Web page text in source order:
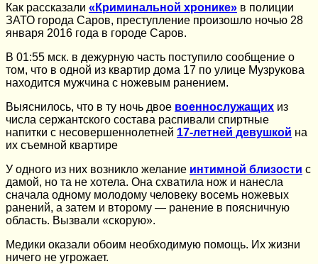
Как рассказали «Криминальной хронике» в полиции
ЗАТО города Саров, преступление произошло ночью 28
января 2016 года в городе Саров.
В 01:55 мск. в дежурную часть поступило сообщение о
том, что в одной из квартир дома 17 по улице Музрукова
находится мужчина с ножевым ранением.
Выяснилось, что в ту ночь двое военнослужащих из
числа сержантского состава распивали спиртные
напитки с несовершеннолетней 17-летней девушкой на
их съемной квартире
У одного из них возникло желание интимной близости с
дамой, но та не хотела. Она схватила нож и нанесла
сначала одному молодому человеку восемь ножевых
ранений, а затем и второму — ранение в поясничную
область. Вызвали «скорую».
Медики оказали обоим необходимую помощь. Их жизни
ничего не угрожает.